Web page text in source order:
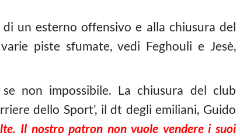
un esterno offensivo e alla chiusura del
piste sfumate, vedi Feghouli e Jesè,
non impossibile. La chiusura del club
dello Sport’, il dt degli emiliani, Guido
Il nostro patron non vuole vendere i suoi